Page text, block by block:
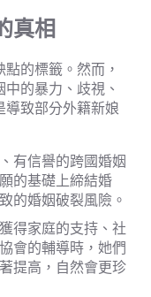
真相
點的標籤。然而，
的暴力、歧視、
導致部分外籍新娘
有信譽的跨國婚姻
的基礎上締結婚
的婚姻破裂風險。
得家庭的支持、社
會的輔導時，她們
提高，自然會更珍